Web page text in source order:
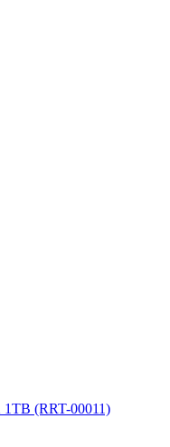
1TB (RRT-00011)